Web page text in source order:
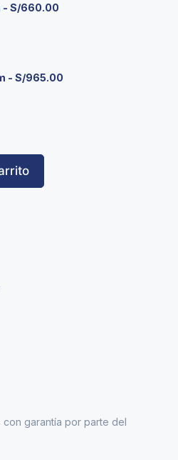
- S/660.00
- S/965.00
con garantía por parte del